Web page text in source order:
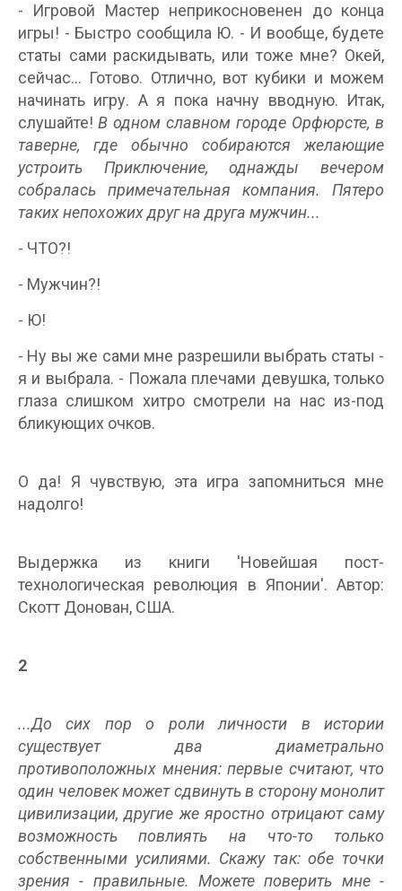
- Игровой Мастер неприкосновенен до конца
игры! - Быстро сообщила Ю. - И вообще, будете
статы сами раскидывать, или тоже мне? Окей,
сейчас... Готово. Отлично, вот кубики и можем
начинать игру. А я пока начну вводную. Итак,
слушайте! В одном славном городе Орфюрсте, в
таверне, где обычно собираются желающие
устроить Приключение, однажды вечером
собралась примечательная компания. Пятеро
таких непохожих друг на друга мужчин...
- ЧТО?!
- Мужчин?!
- Ю!
- Ну вы же сами мне разрешили выбрать статы -
я и выбрала. - Пожала плечами девушка, только
глаза слишком хитро смотрели на нас из-под
бликующих очков.
О да! Я чувствую, эта игра запомниться мне
надолго!
Выдержка из книги 'Новейшая пост-
технологическая революция в Японии'. Автор:
Скотт Донован, США.
2
...До сих пор о роли личности в истории
существует два диаметрально
противоположных мнения: первые считают, что
один человек может сдвинуть в сторону монолит
цивилизации, другие же яростно отрицают саму
возможность повлиять на что-то только
собственными усилиями. Скажу так: обе точки
зрения - правильные. Можете поверить мне -